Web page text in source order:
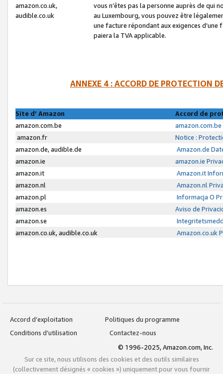
amazon.co.uk,
audible.co.uk
vous n’êtes pas la personne auprès de qui
au Luxembourg, vous pouvez être
une facture répondant aux exigences
paiera la TVA applicable.
ANNEXE 4 : ACCORD DE PROTECTION
Site d’ Amazon
Accord de
amazon.com.be
amazon.fr
Notice :
amazon.de, audible.de
Amazon.de
amazon.ie
amazon.ie
amazon.it
Amazon.it
amazon.nl
Amazon.nl
amazon.pl
Informacja O
amazon.es
Aviso de
amazon.se
amazon.co.uk, audible.co.uk
Amazon.co.uk
Accord d’exploitation
Politiques du programme
Conditions d’utilisation
Contactez-nous
© 1996-2025, Amazon.com, Inc.
Sur ce site, nous utilisons des cookies et des outils similaires
(collectivement désignés « cookies ») uniquement pour vous fournir